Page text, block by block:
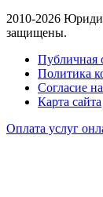
2010-2026
защищены.
Публичная
Политика
Согласие
Карта сайта
Оплата услуг